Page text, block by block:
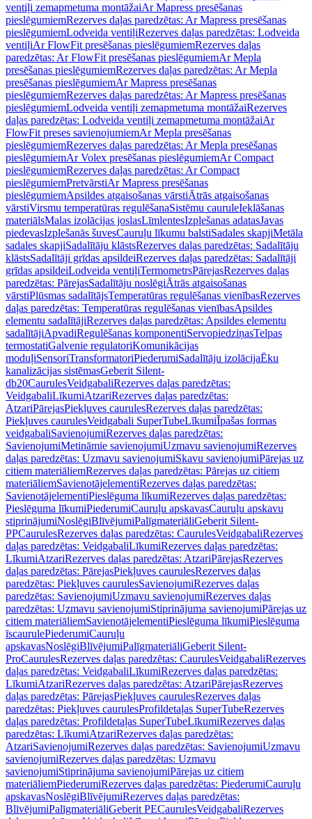
ventiļi zemapmetuma montāžaiAr Mapress presēšanas
pieslēgumiemRezerves daļas paredzētas: Ar Mapress presēšanas
pieslēgumiemLodveida ventiļiRezerves daļas paredzētas: Lodveida
ventiļiAr FlowFit presēšanas pieslēgumiemRezerves daļas
paredzētas: Ar FlowFit presēšanas pieslēgumiemAr Mepla
presēšanas pieslēgumiemRezerves daļas paredzētas: Ar Mepla
presēšanas pieslēgumiemAr Mapress presēšanas
pieslēgumiemRezerves daļas paredzētas: Ar Mapress presēšanas
pieslēgumiemLodveida ventiļi zemapmetuma montāžaiRezerves
daļas paredzētas: Lodveida ventiļi zemapmetuma montāžaiAr
FlowFit preses savienojumiemAr Mepla presēšanas
pieslēgumiemRezerves daļas paredzētas: Ar Mepla presēšanas
pieslēgumiemAr Volex presēšanas pieslēgumiemAr Compact
pieslēgumiemRezerves daļas paredzētas: Ar Compact
pieslēgumiemPretvārstiAr Mapress presēšanas
pieslēgumiemApsildes atgaisošanas vārstiĀtrās atgaisošanas
vārstiVirsmu temperatūras regulēšanaSistēmu cauruleIeklāšanas
materiālsMalas izolācijas joslasLīmlentesIzplešanas adatasJavas
piedevasIzplešanās šuvesCauruļu līkumu balstiSadales skapjiMetāla
sadales skapjiSadalītāju klāstsRezerves daļas paredzētas: Sadalītāju
klāstsSadalītāji grīdas apsildeiRezerves daļas paredzētas: Sadalītāji
grīdas apsildeiLodveida ventiļiTermometrsPārejasRezerves daļas
paredzētas: PārejasSadalītāju noslēgiĀtrās atgaisošanas
vārstiPlūsmas sadalītājsTemperatūras regulēšanas vienībasRezerves
daļas paredzētas: Temperatūras regulēšanas vienībasApsildes
elementu sadalītājiRezerves daļas paredzētas: Apsildes elementu
sadalītājiApvadiRegulēšanas komponentiServopiedziņasTelpas
termostatiGalvenie regulatoriKomunikācijas
moduļiSensoriTransformatoriPiederumiSadalītāju izolācijaĒku
kanalizācijas sistēmasGeberit Silent-
db20CaurulesVeidgabaliRezerves daļas paredzētas:
VeidgabaliLīkumiAtzariRezerves daļas paredzētas:
AtzariPārejasPiekļuves caurulesRezerves daļas paredzētas:
Piekļuves caurulesVeidgabali SuperTubeLīkumiĪpašas formas
veidgabaliSavienojumiRezerves daļas paredzētas:
SavienojumiMetināmie savienojumiUzmavu savienojumiRezerves
daļas paredzētas: Uzmavu savienojumiSkavu savienojumiPārejas uz
citiem materiāliemRezerves daļas paredzētas: Pārejas uz citiem
materiāliemSavienotājelementiRezerves daļas paredzētas:
SavienotājelementiPieslēguma līkumiRezerves daļas paredzētas:
Pieslēguma līkumiPiederumiCauruļu apskavasCauruļu apskavu
stiprinājumiNoslēgiBlīvējumiPalīgmateriāliGeberit Silent-
PPCaurulesRezerves daļas paredzētas: CaurulesVeidgabaliRezerves
daļas paredzētas: VeidgabaliLīkumiRezerves daļas paredzētas:
LīkumiAtzariRezerves daļas paredzētas: AtzariPārejasRezerves
daļas paredzētas: PārejasPiekļuves caurulesRezerves daļas
paredzētas: Piekļuves caurulesSavienojumiRezerves daļas
paredzētas: SavienojumiUzmavu savienojumiRezerves daļas
paredzētas: Uzmavu savienojumiStiprinājuma savienojumiPārejas uz
citiem materiāliemSavienotājelementiPieslēguma līkumiPieslēguma
īscaurulePiederumiCauruļu
apskavasNoslēgiBlīvējumiPalīgmateriāliGeberit Silent-
ProCaurulesRezerves daļas paredzētas: CaurulesVeidgabaliRezerves
daļas paredzētas: VeidgabaliLīkumiRezerves daļas paredzētas:
LīkumiAtzariRezerves daļas paredzētas: AtzariPārejasRezerves
daļas paredzētas: PārejasPiekļuves caurulesRezerves daļas
paredzētas: Piekļuves caurulesProfildetaļas SuperTubeRezerves
daļas paredzētas: Profildetaļas SuperTubeLīkumiRezerves daļas
paredzētas: LīkumiAtzariRezerves daļas paredzētas:
AtzariSavienojumiRezerves daļas paredzētas: SavienojumiUzmavu
savienojumiRezerves daļas paredzētas: Uzmavu
savienojumiStiprinājuma savienojumiPārejas uz citiem
materiāliemPiederumiRezerves daļas paredzētas: PiederumiCauruļu
apskavasNoslēgiBlīvējumiRezerves daļas paredzētas:
BlīvējumiPalīgmateriāliGeberit PECaurulesVeidgabaliRezerves